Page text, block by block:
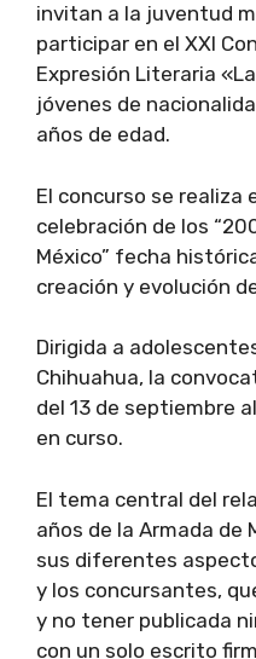
invitan a la juventud
participar en el XXI
Expresión Literaria
jóvenes de
años de edad.
El concurso se realiza
celebración de los
México” fecha
creación y evolución
Dirigida a
Chihuahua, la
del 13 de septiembre
en curso.
El tema central del
años de la Armada de
sus diferentes
y los concursantes,
y no tener publicada
con un solo escrito